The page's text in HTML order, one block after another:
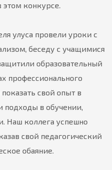
этом конкурсе.
улуса провели уроки с
беседу с учащимися
образовательный
профессионального
свой опыт в
подходы в обучении,
Наш коллега успешно
свой педагогический
обаяние.